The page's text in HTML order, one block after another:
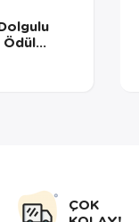
Ödül
ÇOK